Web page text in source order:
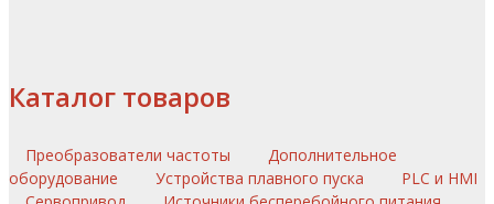
Каталог товаров
Преобразователи частоты
Дополнительное
оборудование
Устройства плавного пуска
PLC и HMI